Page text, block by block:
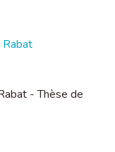
- Thèse de